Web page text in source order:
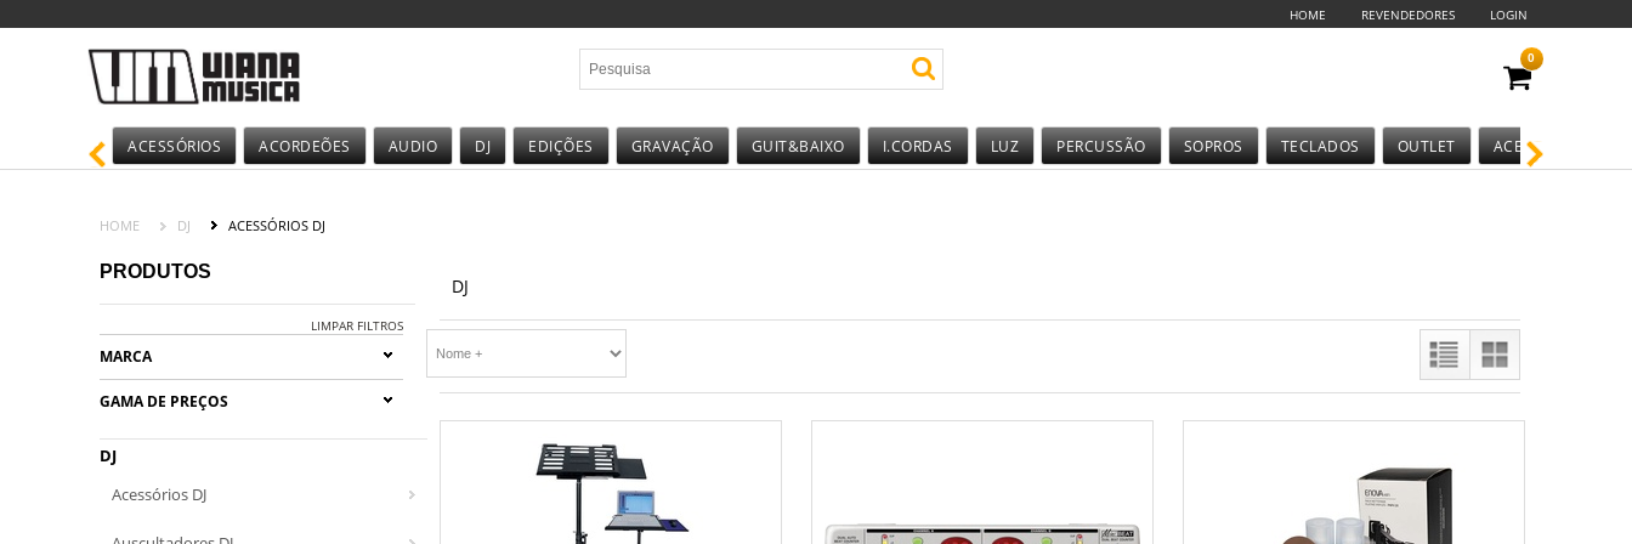
HOME REVENDEDORES LOGIN
0
ACESSÓRIOS ACORDEÕES AUDIO DJ EDIÇÕES GRAVAÇÃO GUIT&BAIXO I.CORDAS LUZ PERCUSSÃO SOPROS TECLADOS OUTLET ACESSÓRIOS
HOME DJ ACESSÓRIOS DJ
PRODUTOS
LIMPAR FILTROS
MARCA
GAMA DE PREÇOS
DJ
Acessórios DJ
DJ